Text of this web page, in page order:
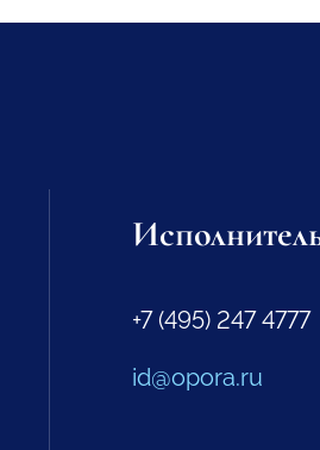
+7 (495) 247 4777
id@opora.ru